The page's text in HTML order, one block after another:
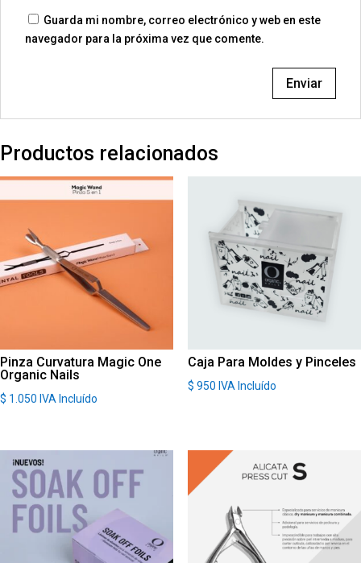
Guarda mi nombre, correo electrónico y web en este
navegador para la próxima vez que comente.
Productos relacionados
Pinza Curvatura Magic One
Organic Nails
$ 1.050 IVA Incluído
Caja Para Moldes y Pinceles
$ 950 IVA Incluído